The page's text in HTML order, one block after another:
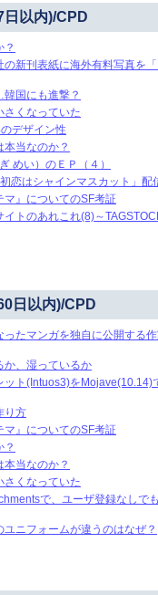
日以内)/CPD
？
の新刊表紙に海外有料写真を
韓国にも進撃？
さくなっていた
デザイン性
本当なのか？
めい）のＥＰ（４）
恋はシャインマスカット」配
マ』についてのSF考証
イトのあれこれ(8)～
日以内)/CPD
ったマンガを独自に公開する
か、湿っているか
ット(Intuos3)をMojave(10.14)
り方
マ』についてのSF考証
？
本当なのか？
さくなっていた
で、ユーザ登録なしで
ユニフォームが違うのはなぜ？